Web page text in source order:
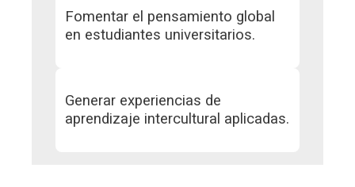
Fomentar el pensamiento global
en estudiantes universitarios.
Generar experiencias de
aprendizaje intercultural aplicadas.